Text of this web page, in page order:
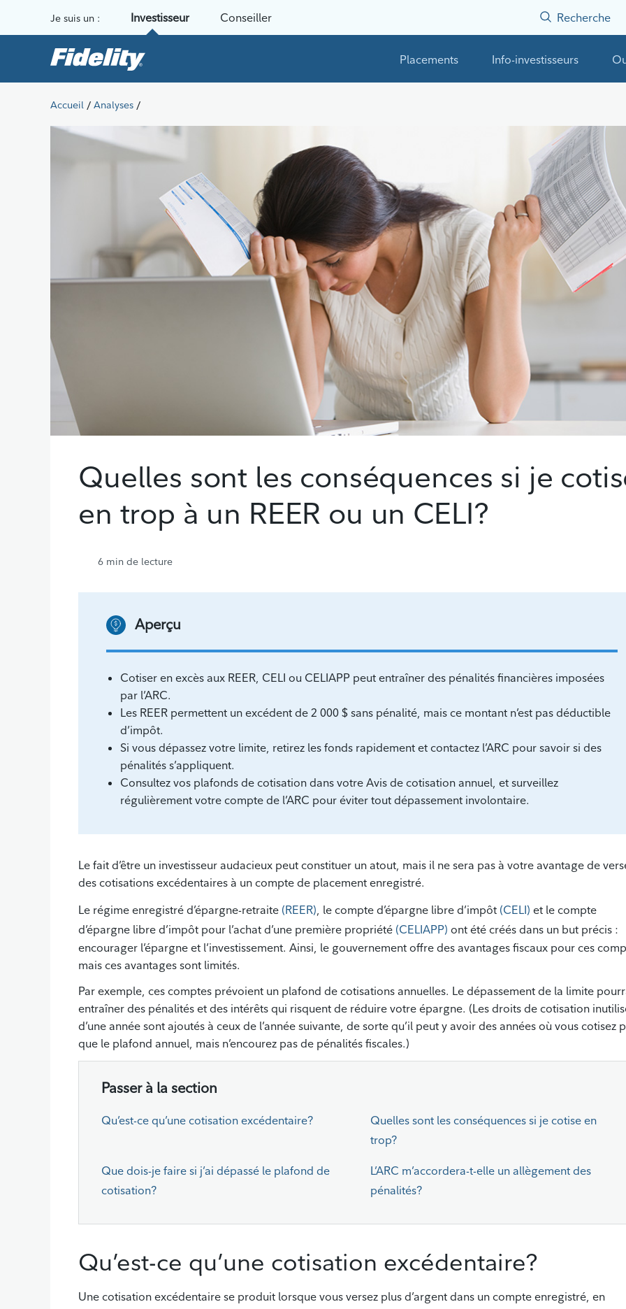
Je suis un : Investisseur Conseiller Recherche
Placements Info-investisseurs
Accueil / Analyses /
Quelles sont les conséquences si je
en trop à un REER ou un CELI?
6 min de lecture
Aperçu
Cotiser en excès aux REER, CELI ou CELIAPP peut entraîner des pénalités financières imposées
par l’ARC.
Les REER permettent un excédent de 2 000 $ sans pénalité, mais ce montant n’est pas déductible
d’impôt.
Si vous dépassez votre limite, retirez les fonds rapidement et contactez l’ARC pour savoir si des
pénalités s’appliquent.
Consultez vos plafonds de cotisation dans votre Avis de cotisation annuel, et surveillez
régulièrement votre compte de l’ARC pour éviter tout dépassement involontaire.
Le fait d’être un investisseur audacieux peut constituer un atout, mais il ne sera pas à votre avantage de
des cotisations excédentaires à un compte de placement enregistré.
Le régime enregistré d’épargne-retraite (REER), le compte d’épargne libre d’impôt (CELI) et le compte
d’épargne libre d’impôt pour l’achat d’une première propriété (CELIAPP) ont été créés dans un but précis :
encourager l’épargne et l’investissement. Ainsi, le gouvernement offre des avantages fiscaux pour ces
mais ces avantages sont limités.
Par exemple, ces comptes prévoient un plafond de cotisations annuelles. Le dépassement de la limite
entraîner des pénalités et des intérêts qui risquent de réduire votre épargne. (Les droits de cotisation
d’une année sont ajoutés à ceux de l’année suivante, de sorte qu’il peut y avoir des années où vous cotisez
que le plafond annuel, mais n’encourez pas de pénalités fiscales.)
Passer à la section
Qu’est-ce qu’une cotisation excédentaire?
Quelles sont les conséquences si je cotise en
trop?
Que dois-je faire si j’ai dépassé le plafond de
cotisation?
L’ARC m’accordera-t-elle un allègement des
pénalités?
Qu’est-ce qu’une cotisation excédentaire?
Une cotisation excédentaire se produit lorsque vous versez plus d’argent dans un compte enregistré, en